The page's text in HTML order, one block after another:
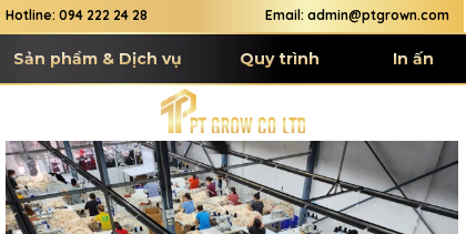
Hotline: 094 222 24 28 Email: admin@ptgrown.com
Quy trình
Sản phẩm & Dịch vụ In ấn